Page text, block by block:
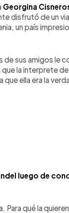
Georgina
disfrutó de un
un país
de sus amigos le
que la interprete
ella era la
luego de
qué la